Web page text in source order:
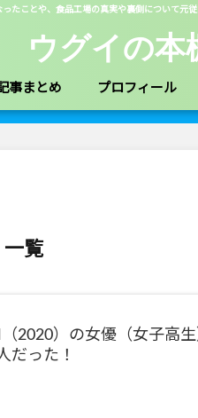
ったことや、食品工場の真実や裏側について元
ウグイの本
事まとめ プロフィール
一覧
2020）の女優（女子高
だった！